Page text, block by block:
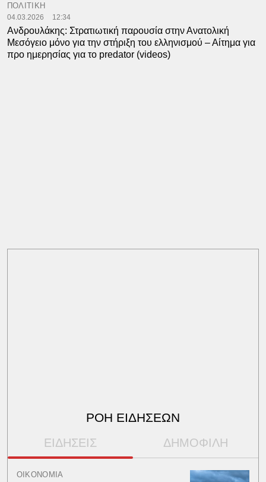
ΠΟΛΙΤΙΚΗ
04.03.2026 12:34
Ανδρουλάκης: Στρατιωτική παρουσία στην Ανατολική
Μεσόγειο μόνο για την στήριξη του ελληνισμού – Αίτημα για
προ ημερησίας για το predator (videos)
ΡΟΗ ΕΙΔΗΣΕΩΝ
ΕΙΔΗΣΕΙΣ ΔΗΜΟΦΙΛΗ
ΟΙΚΟΝΟΜΙΑ